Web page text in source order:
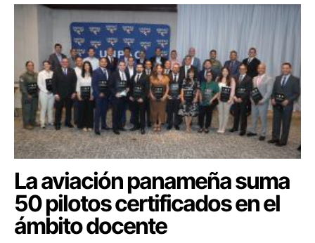
La aviación panameña suma
50 pilotos certificados en el
ámbito docente